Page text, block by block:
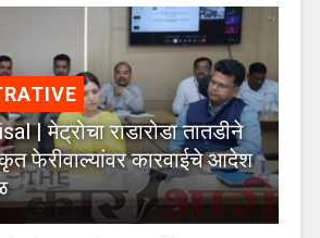
| मेट्रोचा राडारोडा तातडीने
फेरीवाल्यांवर कारवाईचे आदेश